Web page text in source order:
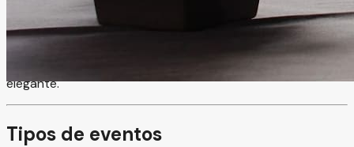
instalaciones espectaculares que cautivan desde el primer
momento. Sus amplias áreas son ideales para reunir a tus
invitados y celebrar eventos inolvidables como bodas, XV
años y celebraciones especiales en un entorno natural y
elegante.
Tipos de eventos